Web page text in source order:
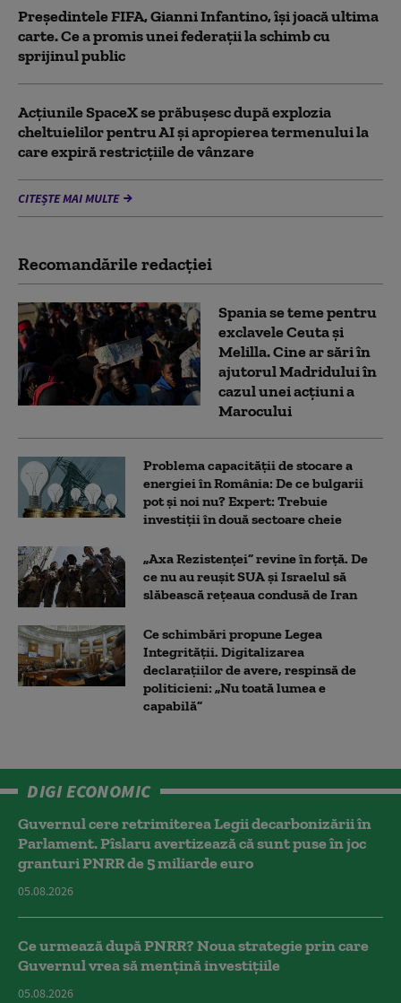
Președintele FIFA, Gianni Infantino, îşi joacă ultima
carte. Ce a promis unei federații la schimb cu
sprijinul public
Acţiunile SpaceX se prăbuşesc după explozia
cheltuielilor pentru AI şi apropierea termenului la
care expiră restricţiile de vânzare
CITEȘTE MAI MULTE
Recomandările redacţiei
Spania se teme pentru
exclavele Ceuta și
Melilla. Cine ar sări în
ajutorul Madridului în
cazul unei acțiuni a
Marocului
Problema capacității de stocare a
energiei în România: De ce bulgarii
pot și noi nu? Expert: Trebuie
investiții în două sectoare cheie
„Axa Rezistenței” revine în forță. De
ce nu au reușit SUA și Israelul să
slăbească rețeaua condusă de Iran
Ce schimbări propune Legea
Integrității. Digitalizarea
declarațiilor de avere, respinsă de
politicieni: „Nu toată lumea e
capabilă”
DIGI ECONOMIC
Guvernul cere retrimiterea Legii decarbonizării în
Parlament. Pîslaru avertizează că sunt puse în joc
granturi PNRR de 5 miliarde euro
05.08.2026
Ce urmează după PNRR? Noua strategie prin care
Guvernul vrea să mențină investițiile
05.08.2026